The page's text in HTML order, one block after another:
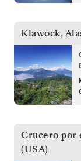
Klawock,
Crucero por
(USA)